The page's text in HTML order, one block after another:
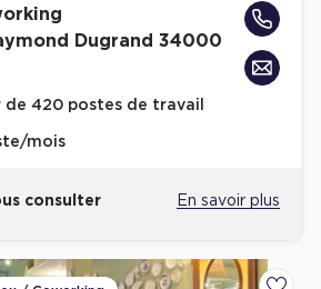
Dugrand 34000
de 420 postes de travail
mois
consulter En savoir plus